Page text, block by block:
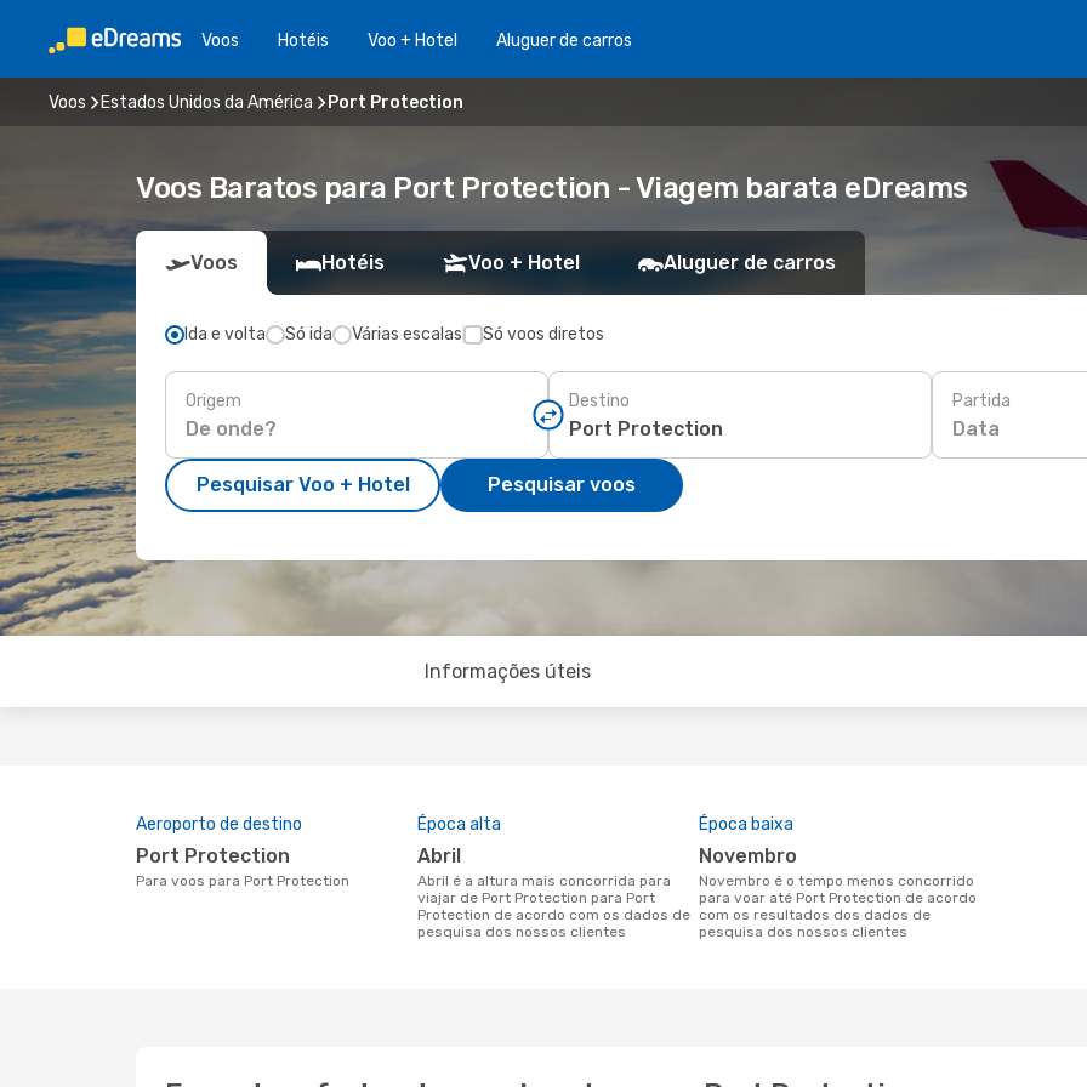
Voos Hotéis Voo + Hotel Aluguer de carros
Voos Estados Unidos da América Port Protection
Voos Baratos para Port Protection - Viagem barata eDreams
Voos Hotéis Voo + Hotel Aluguer de carros
Ida e volta Só ida Várias escalas Só voos diretos
Origem Destino Partida
Data
Pesquisar Voo + Hotel Pesquisar voos
Informações úteis
Aeroporto de destino
Port Protection
Para voos para Port Protection
Época alta
abril
abril é a altura mais concorrida para
viajar de Port Protection para Port
Protection de acordo com os dados de
pesquisa dos nossos clientes
Época baixa
novembro
novembro é o tempo menos concorrido
para voar até Port Protection de acordo
com os resultados dos dados de
pesquisa dos nossos clientes